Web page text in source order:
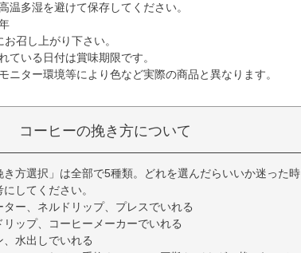
温多湿を避けて保存してください。
召し上がり下さい。
ている日付は賞味期限です。
ニター環境等により色など実際の商品と異なります。
コーヒーの挽き方について
方選択」は全部で5種類。どれを選んだらいいか迷った時
してください。
ー、ネルドリップ、プレスでいれる
ップ、コーヒーメーカーでいれる
水出しでいれる